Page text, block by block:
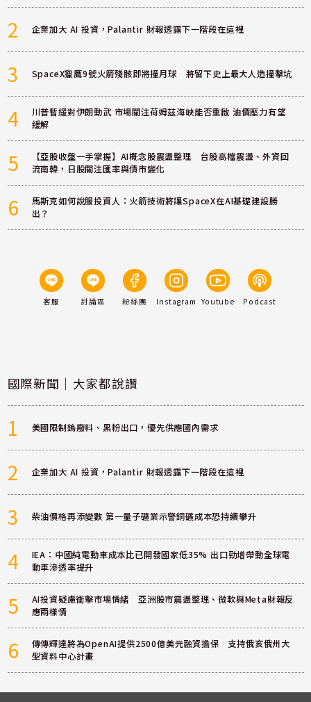
2 企業加大 AI 投資，Palantir 財報透露下一階段在這裡
3 SpaceX獵鷹9號火箭殘骸即將撞月球 將留下史上最大人造撞擊坑
4
川普暫緩對伊朗動武 市場關注荷姆茲海峽能否重啟 油價壓力有望
緩解
5
【亞股收盤一手掌握】AI概念股震盪整理 台股高檔震盪、外資回
流南韓，日股關注匯率與債市變化
6
馬斯克如何說服投資人：火箭技術將讓SpaceX在AI基礎建設勝
出？
客服 討論區 粉絲團 Instagram Youtube Podcast
國際新聞｜大家都說讚
1 美國限制鎢廢料、黑粉出口，優先供應國內需求
2 企業加大 AI 投資，Palantir 財報透露下一階段在這裡
3 柴油價格再添變數 第一量子礦業示警銅礦成本恐持續攀升
4
IEA：中國純電動車成本比已開發國家低35% 出口勁增帶動全球電
動車滲透率提升
5
AI投資疑慮衝擊市場情緒 亞洲股市震盪整理、微軟與Meta財報反
應兩樣情
6
傳傳輝達將為OpenAI提供2500億美元融資擔保 支持俄亥俄州大
型資料中心計畫